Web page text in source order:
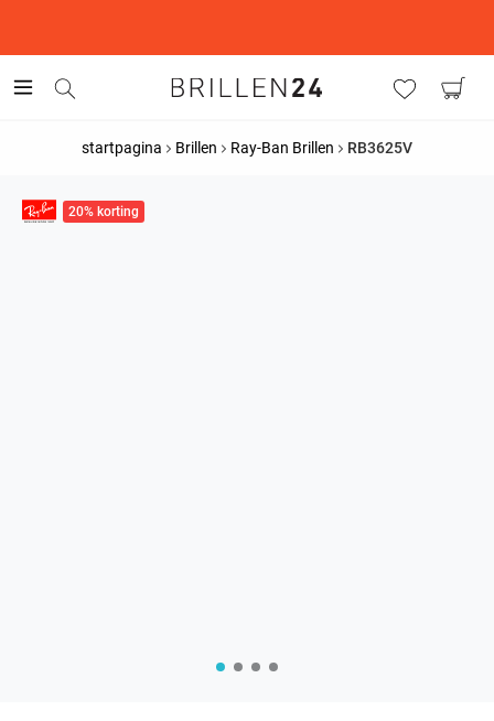
startpagina Brillen Ray-Ban Brillen RB3625V
20% korting